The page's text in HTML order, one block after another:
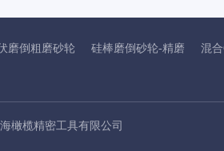
磨倒粗磨砂轮 硅棒磨倒砂轮-精磨 混
橄榄精密工具有限公司